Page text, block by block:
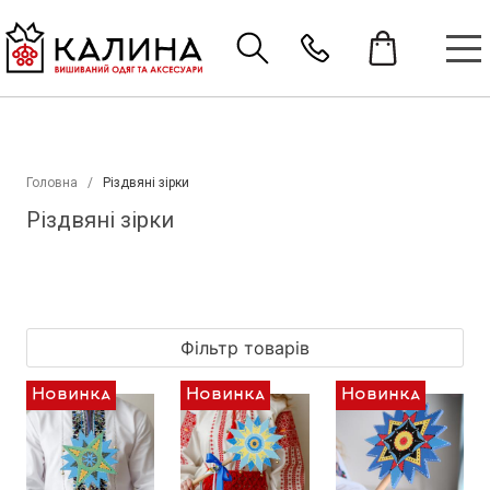
Головна Різдвяні зірки
Різдвяні зірки
Фільтр товарів
Новинка Новинка Новинка